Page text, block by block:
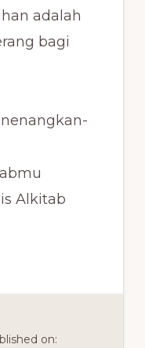
adalah
bagi
Alkitab
on: